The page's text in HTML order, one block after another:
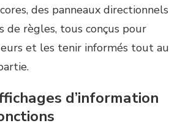
des panneaux directionnels
de règles, tous conçus pour
et les tenir informés tout au
d’information